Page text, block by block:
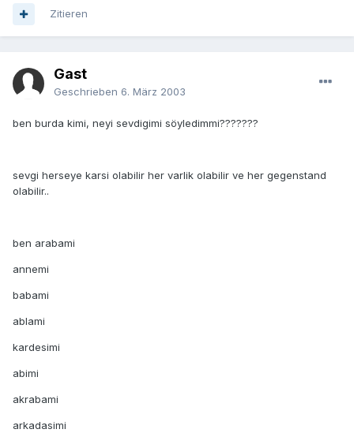
Zitieren
Gast
Geschrieben 6. März 2003
ben burda kimi, neyi sevdigimi söyledimmi???????
sevgi herseye karsi olabilir her varlik olabilir ve her gegenstand
olabilir..
ben arabami
annemi
babami
ablami
kardesimi
abimi
akrabami
arkadasimi